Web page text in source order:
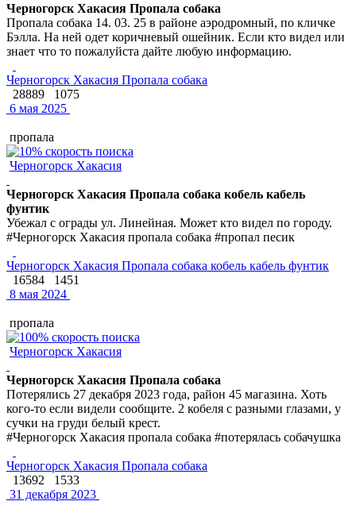
Черногорск Хакасия Пропала собака
Пропала собака 14. 03. 25 в районе аэродромный, по кличке
Бэлла. На ней одет коричневый ошейник. Если кто видел или
знает что то пожалуйста дайте любую информацию.
Черногорск Хакасия Пропала собака
28889
1075
6 мая 2025
пропала
Черногорск Хакасия
Черногорск Хакасия Пропала собака кобель кабель
фунтик
Убежал с ограды ул. Линейная. Может кто видел по городу.
#Черногорск Хакасия пропала собака #пропал песик
Черногорск Хакасия Пропала собака кобель кабель фунтик
16584
1451
8 мая 2024
пропала
Черногорск Хакасия
Черногорск Хакасия Пропала собака
Потерялись 27 декабря 2023 года, район 45 магазина. Хоть
кого-то если видели сообщите. 2 кобеля с разными глазами, у
сучки на груди белый крест.
#Черногорск Хакасия пропала собака #потерялась собачушка
Черногорск Хакасия Пропала собака
13692
1533
31 декабря 2023